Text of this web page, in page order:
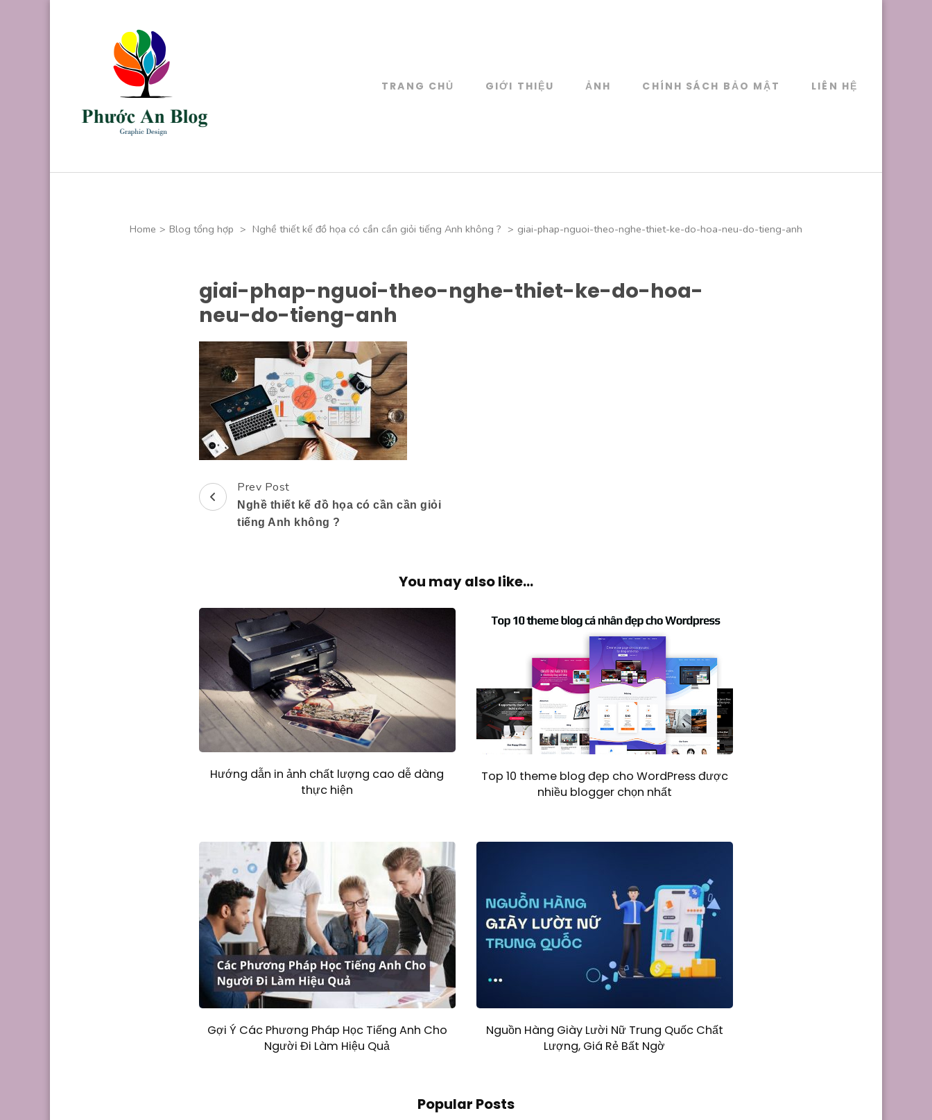
TRANG CHỦ GIỚI THIỆU ẢNH CHÍNH SÁCH BẢO MẬT LIÊN HỆ
Home > Blog tổng hợp > Nghề thiết kế đồ họa có cần cần giỏi tiếng Anh không ? > giai-phap-nguoi-theo-nghe-thiet-ke-do-hoa-neu-do-tieng-anh
giai-phap-nguoi-theo-nghe-thiet-ke-do-hoa-
neu-do-tieng-anh
Post
Navigation
Prev Post
Nghề thiết kế đồ họa có cần cần giỏi
tiếng Anh không ?
You may also like...
Hướng dẫn in ảnh chất lượng cao dễ dàng
thực hiện
Top 10 theme blog đẹp cho WordPress được
nhiều blogger chọn nhất
Gợi Ý Các Phương Pháp Học Tiếng Anh Cho
Người Đi Làm Hiệu Quả
Nguồn Hàng Giày Lười Nữ Trung Quốc Chất
Lượng, Giá Rẻ Bất Ngờ
Popular Posts